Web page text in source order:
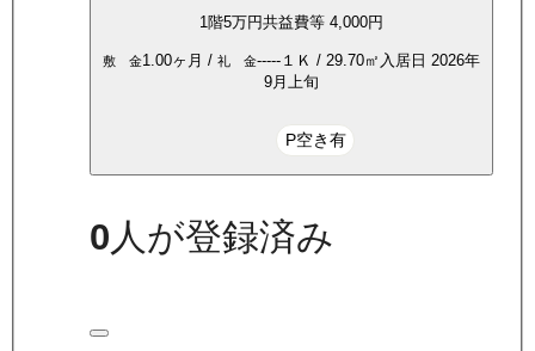
1階5万円共益費等 4,000円
敷 金1.00ヶ月 / 礼 金----- １Ｋ / 29.70㎡ 入居日 2026年
9月上旬
P空き有
0人が登録済み